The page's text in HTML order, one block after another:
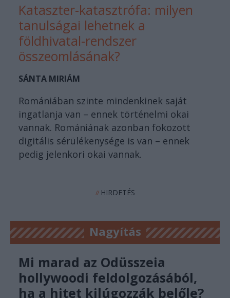
Kataszter-katasztrófa: milyen
tanulságai lehetnek a
földhivatal-rendszer
összeomlásának?
SÁNTA MIRIÁM
Romániában szinte mindenkinek saját
ingatlanja van – ennek történelmi okai
vannak. Romániának azonban fokozott
digitális sérülékenysége is van – ennek
pedig jelenkori okai vannak.
//HIRDETÉS
Nagyítás
Mi marad az Odüsszeia
hollywoodi feldolgozásából,
ha a hitet kilúgozzák belőle?